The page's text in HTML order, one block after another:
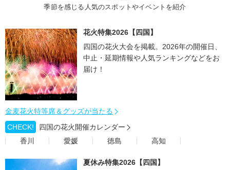
季節を感じる人気のスポットやイベントを紹介
花火特集2026【四国】
四国の花火大会を掲載。2026年の開催日、
中止・延期情報や人気ランキングなどをお
届け！
金麦花火特等席＆グッズが当たる
CHECK!
四国の花火開催カレンダー
香川
愛媛 徳島 高知
夏休み特集2026【四国】